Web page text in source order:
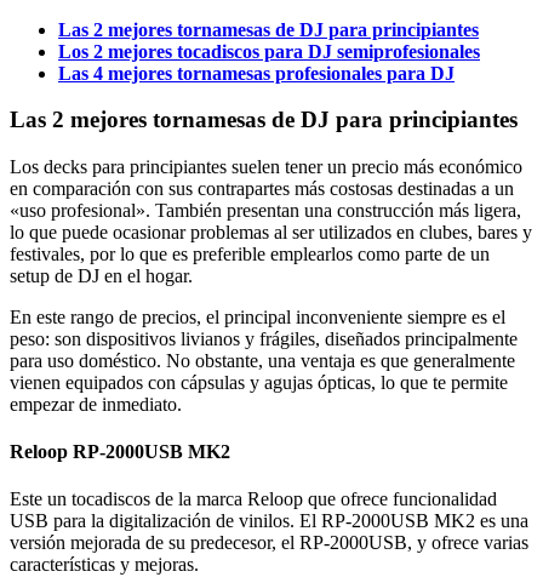
Las 2 mejores tornamesas de DJ para principiantes
Los 2 mejores tocadiscos para DJ semiprofesionales
Las 4 mejores tornamesas profesionales para DJ
Las 2 mejores tornamesas de DJ para principiantes
Los decks para principiantes suelen tener un precio más económico
en comparación con sus contrapartes más costosas destinadas a un
«uso profesional». También presentan una construcción más ligera,
lo que puede ocasionar problemas al ser utilizados en clubes, bares y
festivales, por lo que es preferible emplearlos como parte de un
setup de DJ en el hogar.
En este rango de precios, el principal inconveniente siempre es el
peso: son dispositivos livianos y frágiles, diseñados principalmente
para uso doméstico. No obstante, una ventaja es que generalmente
vienen equipados con cápsulas y agujas ópticas, lo que te permite
empezar de inmediato.
Reloop RP-2000USB MK2
Este un tocadiscos de la marca Reloop que ofrece funcionalidad
USB para la digitalización de vinilos. El RP-2000USB MK2 es una
versión mejorada de su predecesor, el RP-2000USB, y ofrece varias
características y mejoras.